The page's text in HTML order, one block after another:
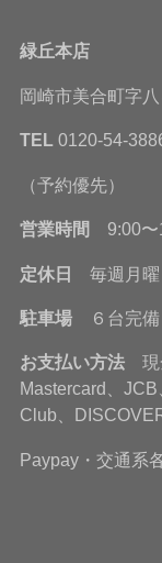
緑丘本店
岡崎市美合町字
TEL 0120-54-
（予約優先）
営業時間 9:00〜
定休日 毎週月
駐車場 ６台完備
お支払い方法現
Mastercard、
Club、
Paypay・交通系